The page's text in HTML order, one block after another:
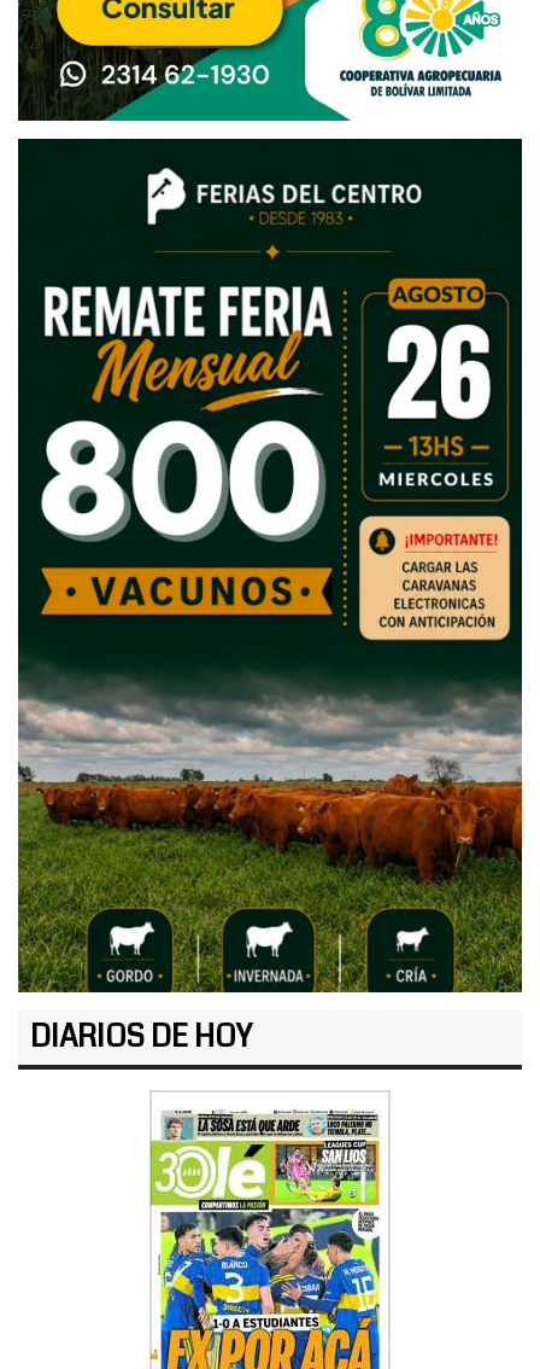
DIARIOS DE HOY